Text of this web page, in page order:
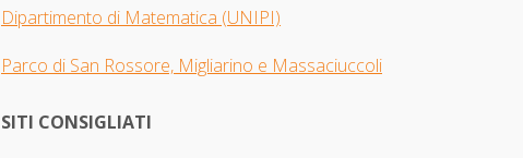
Dipartimento di Matematica (UNIPI)
Parco di San Rossore, Migliarino e Massaciuccoli
SITI CONSIGLIATI